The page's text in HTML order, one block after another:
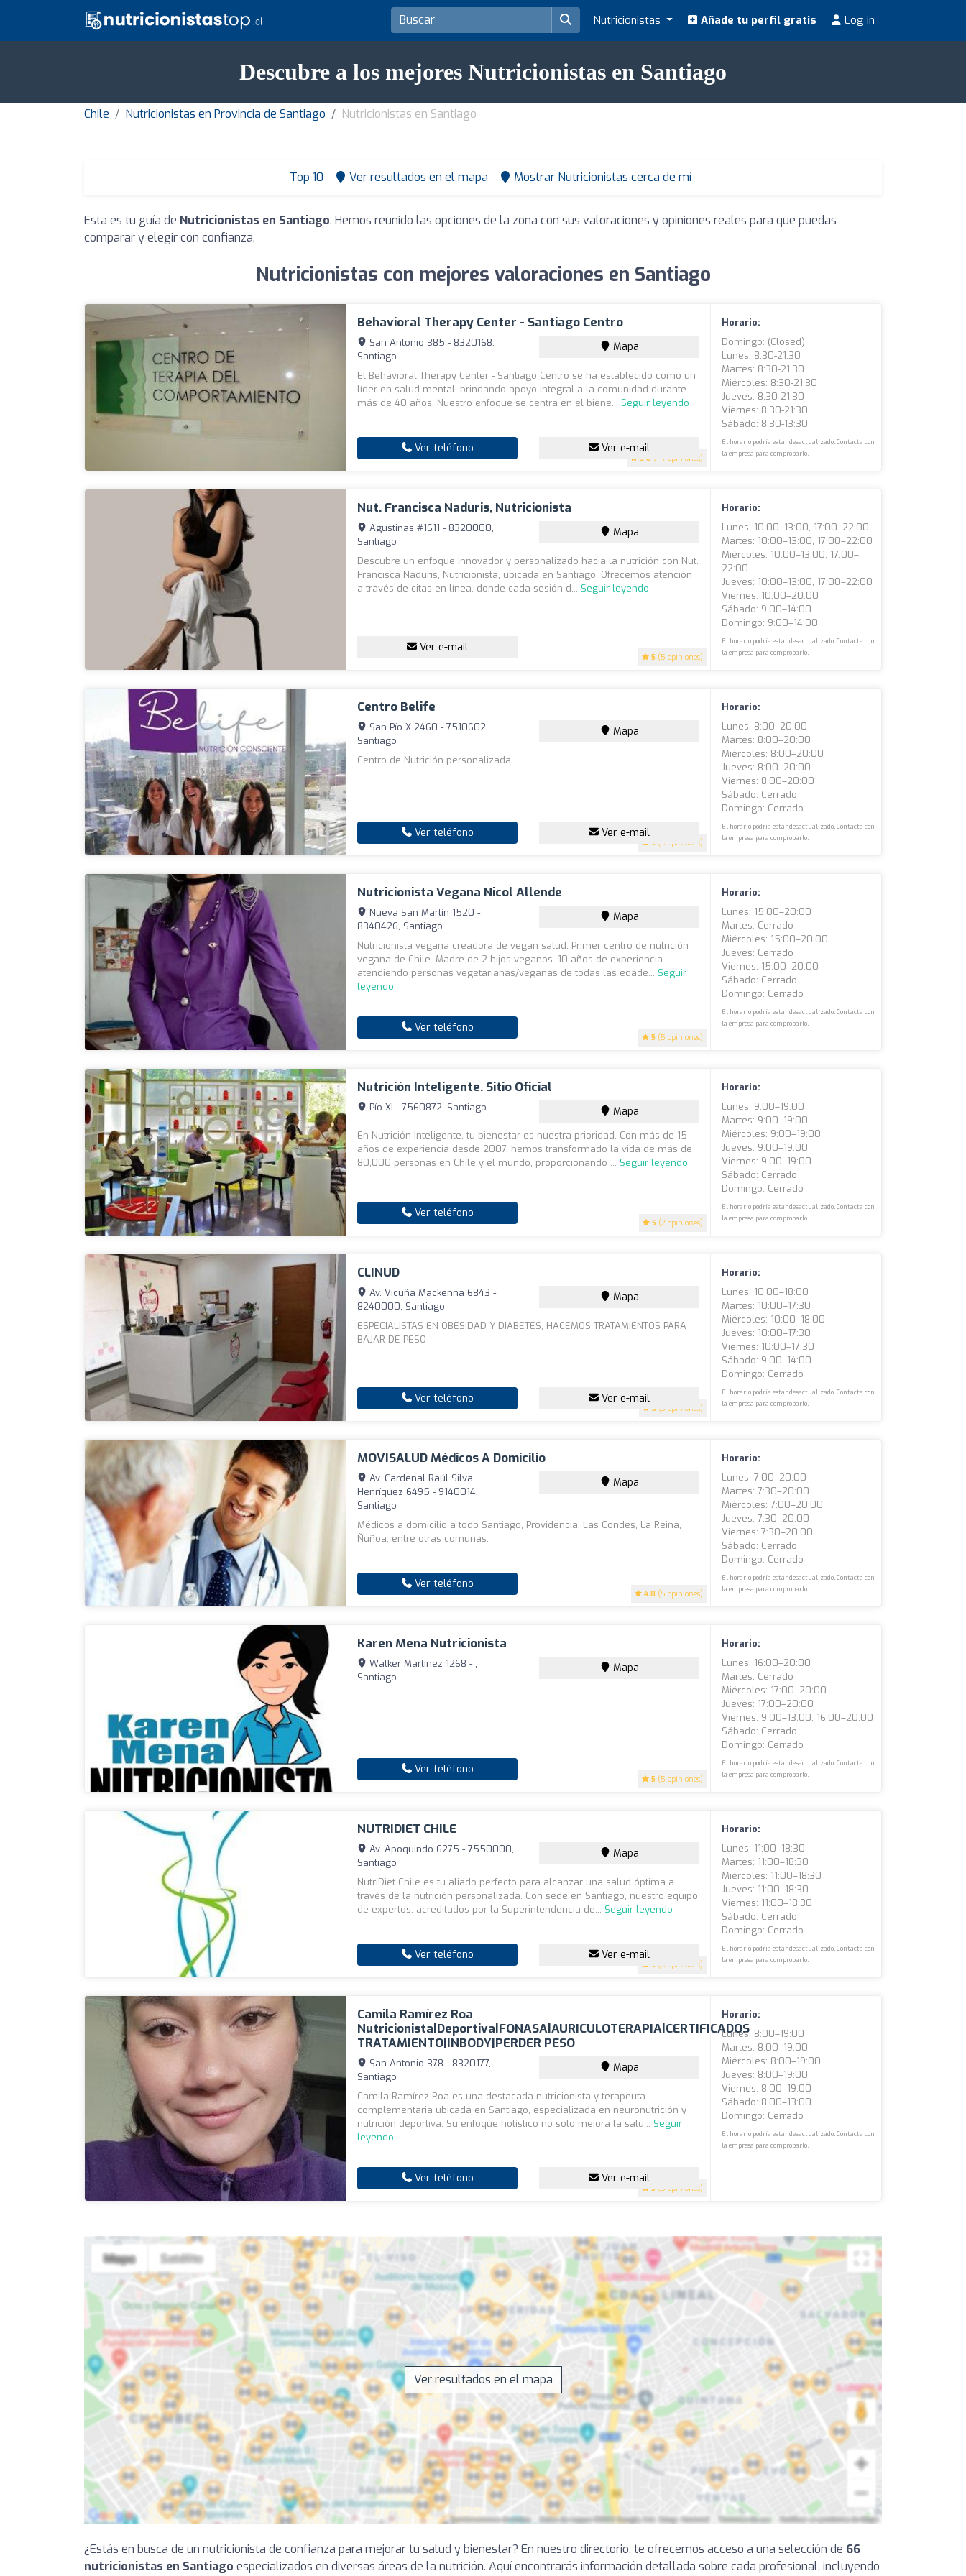
Nutricionistas Añade tu perfil gratis Log in
Descubre a los mejores Nutricionistas en Santiago
Chile Nutricionistas en Provincia de Santiago Nutricionistas en Santiago
Top 10 Ver resultados en el mapa Mostrar Nutricionistas cerca de mí
Esta es tu guía de Nutricionistas en Santiago. Hemos reunido las opciones de la zona con sus valoraciones y opiniones reales para que puedas
comparar y elegir con confianza.
Nutricionistas con mejores valoraciones en Santiago
Behavioral Therapy Center - Santiago Centro
3.8 (117 opiniones)
San Antonio 385 - 8320168,
Santiago
Mapa
El Behavioral Therapy Center - Santiago Centro se ha establecido como un
líder en salud mental, brindando apoyo integral a la comunidad durante
más de 40 años. Nuestro enfoque se centra en el biene... Seguir leyendo
Ver teléfono Ver e-mail
Horario:
Domingo: (closed)
Lunes: 8:30-21:30
Martes: 8:30-21:30
Miércoles: 8:30-21:30
Jueves: 8:30-21:30
Viernes: 8:30-21:30
Sábado: 8:30-13:30
El horario podría estar desactualizado. Contacta con
la empresa para comprobarlo.
Nut. Francisca Naduris, Nutricionista
5 (5 opiniones)
Agustinas #1611 - 8320000,
Santiago
Mapa
Descubre un enfoque innovador y personalizado hacia la nutrición con Nut.
Francisca Naduris, Nutricionista, ubicada en Santiago. Ofrecemos atención
a través de citas en línea, donde cada sesión d... Seguir leyendo
Ver e-mail
Horario:
Lunes: 10:00–13:00, 17:00–22:00
Martes: 10:00–13:00, 17:00–22:00
Miércoles: 10:00–13:00, 17:00–
22:00
Jueves: 10:00–13:00, 17:00–22:00
Viernes: 10:00–20:00
Sábado: 9:00–14:00
Domingo: 9:00–14:00
El horario podría estar desactualizado. Contacta con
la empresa para comprobarlo.
Centro Belife
5 (5 opiniones)
San Pío X 2460 - 7510602,
Santiago
Mapa
Centro de Nutrición personalizada
Ver teléfono Ver e-mail
Horario:
Lunes: 8:00–20:00
Martes: 8:00–20:00
Miércoles: 8:00–20:00
Jueves: 8:00–20:00
Viernes: 8:00–20:00
Sábado: Cerrado
Domingo: Cerrado
El horario podría estar desactualizado. Contacta con
la empresa para comprobarlo.
Nutricionista Vegana Nicol Allende
5 (5 opiniones)
Nueva San Martín 1520 -
8340426, Santiago
Mapa
Nutricionista vegana creadora de vegan salud. Primer centro de nutrición
vegana de Chile. Madre de 2 hijos veganos. 10 años de experiencia
atendiendo personas vegetarianas/veganas de todas las edade... Seguir
leyendo
Ver teléfono
Horario:
Lunes: 15:00–20:00
Martes: Cerrado
Miércoles: 15:00–20:00
Jueves: Cerrado
Viernes: 15:00–20:00
Sábado: Cerrado
Domingo: Cerrado
El horario podría estar desactualizado. Contacta con
la empresa para comprobarlo.
Nutrición Inteligente. Sitio Oficial
5 (2 opiniones)
Pío XI - 7560872, Santiago Mapa
En Nutrición Inteligente, tu bienestar es nuestra prioridad. Con más de 15
años de experiencia desde 2007, hemos transformado la vida de más de
80,000 personas en Chile y el mundo, proporcionando ... Seguir leyendo
Ver teléfono
Horario:
Lunes: 9:00–19:00
Martes: 9:00–19:00
Miércoles: 9:00–19:00
Jueves: 9:00–19:00
Viernes: 9:00–19:00
Sábado: Cerrado
Domingo: Cerrado
El horario podría estar desactualizado. Contacta con
la empresa para comprobarlo.
CLINUD
5 (3 opiniones)
Av. Vicuña Mackenna 6843 -
8240000, Santiago
Mapa
ESPECIALISTAS EN OBESIDAD Y DIABETES, HACEMOS TRATAMIENTOS PARA
BAJAR DE PESO
Ver teléfono Ver e-mail
Horario:
Lunes: 10:00–18:00
Martes: 10:00–17:30
Miércoles: 10:00–18:00
Jueves: 10:00–17:30
Viernes: 10:00–17:30
Sábado: 9:00–14:00
Domingo: Cerrado
El horario podría estar desactualizado. Contacta con
la empresa para comprobarlo.
MOVISALUD Médicos A Domicilio
4.8 (5 opiniones)
Av. Cardenal Raúl Silva
Henríquez 6495 - 9140014,
Santiago
Mapa
Médicos a domicilio a todo Santiago, Providencia, Las Condes, La Reina,
Ñuñoa, entre otras comunas.
Ver teléfono
Horario:
Lunes: 7:00–20:00
Martes: 7:30–20:00
Miércoles: 7:00–20:00
Jueves: 7:30–20:00
Viernes: 7:30–20:00
Sábado: Cerrado
Domingo: Cerrado
El horario podría estar desactualizado. Contacta con
la empresa para comprobarlo.
Karen Mena Nutricionista
5 (5 opiniones)
Walker Martínez 1268 - ,
Santiago
Mapa
Ver teléfono
Horario:
Lunes: 16:00–20:00
Martes: Cerrado
Miércoles: 17:00–20:00
Jueves: 17:00–20:00
Viernes: 9:00–13:00, 16:00–20:00
Sábado: Cerrado
Domingo: Cerrado
El horario podría estar desactualizado. Contacta con
la empresa para comprobarlo.
NUTRIDIET CHILE
5 (6 opiniones)
Av. Apoquindo 6275 - 7550000,
Santiago
Mapa
NutriDiet Chile es tu aliado perfecto para alcanzar una salud óptima a
través de la nutrición personalizada. Con sede en Santiago, nuestro equipo
de expertos, acreditados por la Superintendencia de... Seguir leyendo
Ver teléfono Ver e-mail
Horario:
Lunes: 11:00–18:30
Martes: 11:00–18:30
Miércoles: 11:00–18:30
Jueves: 11:00–18:30
Viernes: 11:00–18:30
Sábado: Cerrado
Domingo: Cerrado
El horario podría estar desactualizado. Contacta con
la empresa para comprobarlo.
Camila Ramírez Roa
Nutricionista|Deportiva|FONASA|AURICULOTERAPIA|CERTIFICADOS
TRATAMIENTO|INBODY|PERDER PESO
5 (5 opiniones)
San Antonio 378 - 8320177,
Santiago
Mapa
Camila Ramírez Roa es una destacada nutricionista y terapeuta
complementaria ubicada en Santiago, especializada en neuronutrición y
nutrición deportiva. Su enfoque holístico no solo mejora la salu... Seguir
leyendo
Ver teléfono Ver e-mail
Horario:
Lunes: 8:00–19:00
Martes: 8:00–19:00
Miércoles: 8:00–19:00
Jueves: 8:00–19:00
Viernes: 8:00–19:00
Sábado: 8:00–13:00
Domingo: Cerrado
El horario podría estar desactualizado. Contacta con
la empresa para comprobarlo.
Ver resultados en el mapa
¿Estás en busca de un nutricionista de confianza para mejorar tu salud y bienestar? En nuestro directorio, te ofrecemos acceso a una selección de 66
nutricionistas en Santiago especializados en diversas áreas de la nutrición. Aquí encontrarás información detallada sobre cada profesional, incluyendo